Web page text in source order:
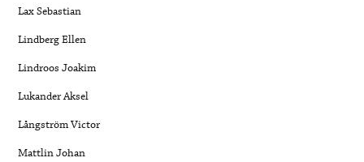
Lax Sebastian
Lindberg Ellen
Lindroos Joakim
Lukander Aksel
Långström Victor
Mattlin Johan